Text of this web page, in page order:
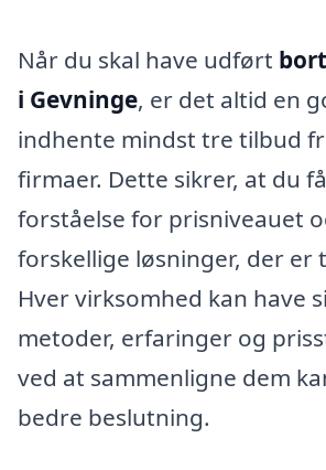
Når du skal have udført
i Gevninge, er det altid en
indhente mindst tre tilbud
firmaer. Dette sikrer, at du
forståelse for prisniveauet
forskellige løsninger, der er
Hver virksomhed kan have
metoder, erfaringer og
ved at sammenligne dem
bedre beslutning.